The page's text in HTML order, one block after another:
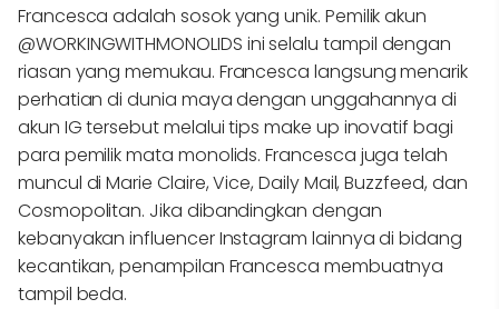
Francesca adalah sosok yang unik. Pemilik akun
@WORKINGWITHMONOLIDS ini selalu tampil dengan
riasan yang memukau. Francesca langsung menarik
perhatian di dunia maya dengan unggahannya di
akun IG tersebut melalui tips make up inovatif bagi
para pemilik mata monolids. Francesca juga telah
muncul di Marie Claire, Vice, Daily Mail, Buzzfeed, dan
Cosmopolitan. Jika dibandingkan dengan
kebanyakan influencer Instagram lainnya di bidang
kecantikan, penampilan Francesca membuatnya
tampil beda.